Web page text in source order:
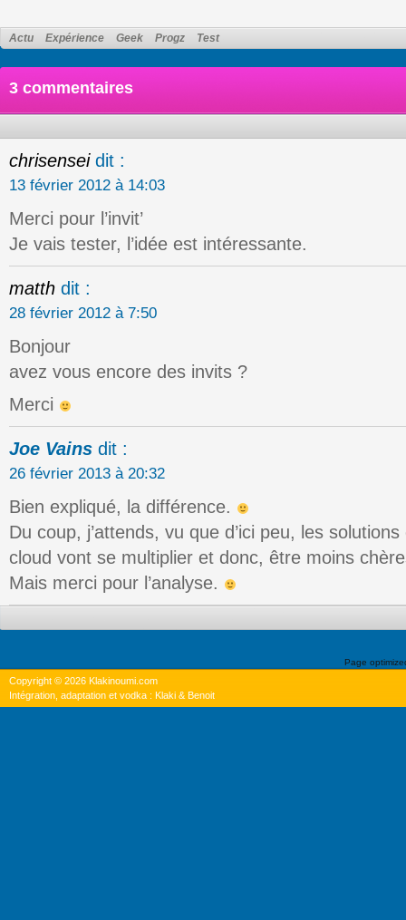
Actu Expérience Geek Progz Test
3 commentaires
chrisensei dit :
13 février 2012 à 14:03
Merci pour l’invit’
Je vais tester, l’idée est intéressante.
matth dit :
28 février 2012 à 7:50
Bonjour
avez vous encore des invits ?
Merci
Joe Vains dit :
26 février 2013 à 20:32
Bien expliqué, la différence.
Du coup, j’attends, vu que d’ici peu, les
cloud vont se multiplier et donc, être moins
Mais merci pour l’analyse.
Page
Copyright © 2026 Klakinoumi.com
Intégration, adaptation et vodka : Klaki & Benoit